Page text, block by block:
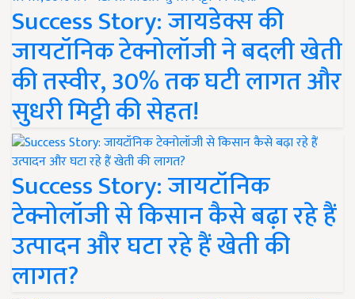
Success Story: जायडेक्स की
जायटॉनिक टेक्नोलॉजी ने बदली खेती
की तस्वीर, 30% तक घटी लागत और
सुधरी मिट्टी की सेहत!
Success Story: जायटॉनिक
टेक्नोलॉजी से किसान कैसे बढ़ा रहे हैं
उत्पादन और घटा रहे हैं खेती की
लागत?